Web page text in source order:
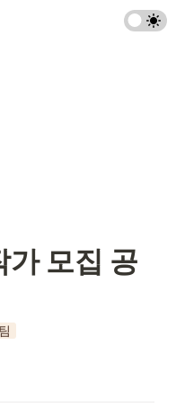
가 모집 공